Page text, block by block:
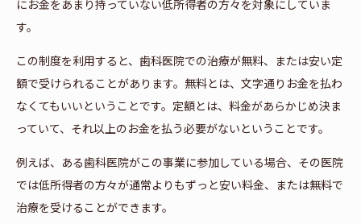
にお金をあまり持っていない低所得者の方々を対象にしていま
す。
この制度を利用すると、歯科医院での治療が無料、または安い定
額で受けられることがあります。無料とは、文字通りお金を払わ
なくてもいいということです。定額とは、料金があらかじめ決ま
っていて、それ以上のお金を払う必要がないということです。
例えば、ある歯科医院がこの事業に参加している場合、その医院
では低所得者の方々が通常よりもずっと安い料金、または無料で
治療を受けることができます。